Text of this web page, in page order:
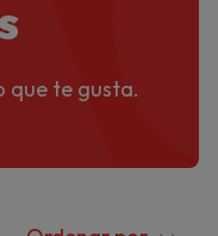
que te gusta.